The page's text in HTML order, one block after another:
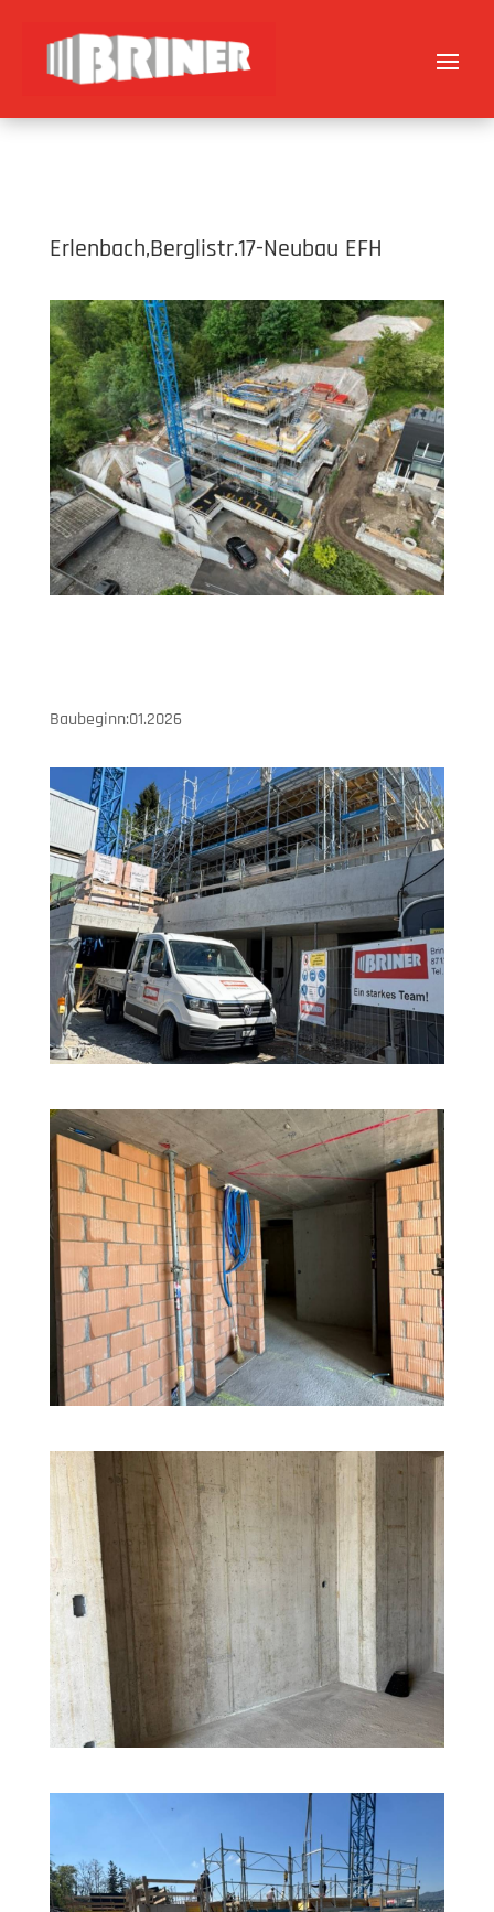
Erlenbach,Berglistr.17-Neubau EFH
Baubeginn:01.2026